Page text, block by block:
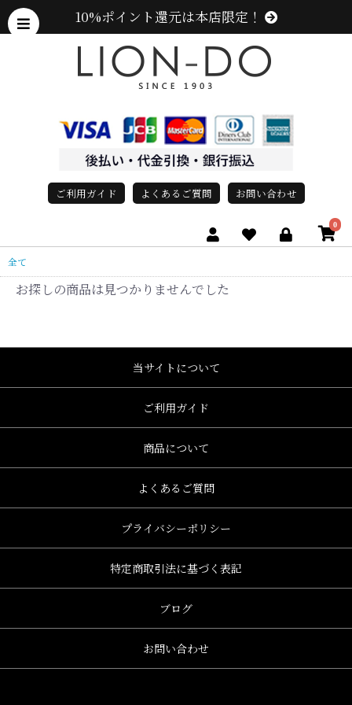
10%ポイント還元は本店限定！
ご利用ガイド よくあるご質問 お問い合わせ
0
全て
お探しの商品は見つかりませんでした
当サイトについて
ご利用ガイド
商品について
よくあるご質問
プライバシーポリシー
特定商取引法に基づく表記
ブログ
お問い合わせ